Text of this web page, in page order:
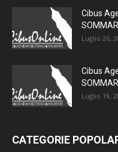
Cibus
Luglio 26,
Cibus
Luglio 19,
CATEGORIE